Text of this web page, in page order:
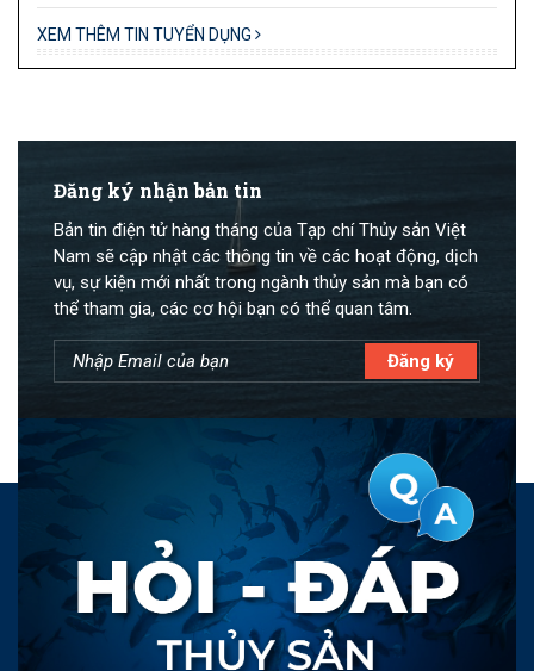
XEM THÊM TIN TUYỂN DỤNG
Đăng ký nhận bản tin
Bản tin điện tử hàng tháng của Tạp chí Thủy sản Việt
Nam sẽ cập nhật các thông tin về các hoạt động, dịch
vụ, sự kiện mới nhất trong ngành thủy sản mà bạn có
thể tham gia, các cơ hội bạn có thể quan tâm.